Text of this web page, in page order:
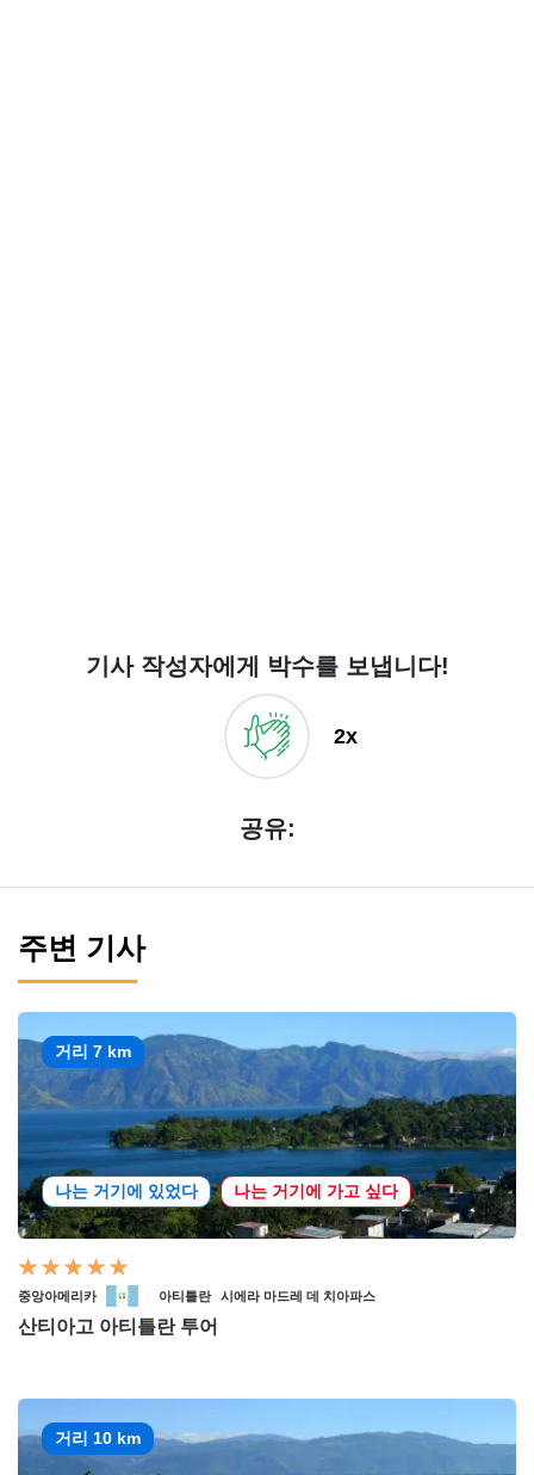
기사 작성자에게 박수를 보냅니다!
2x
공유:
주변 기사
거리 7 km
나는 거기에 있었다 나는 거기에 가고 싶다
중앙아메리카 아티틀란 시에라 마드레 데 치아파스
산티아고 아티틀란 투어
거리 10 km